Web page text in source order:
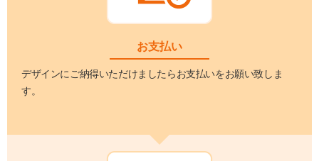
お支払い
デザインにご納得いただけましたらお支払いをお願い致しま
す。